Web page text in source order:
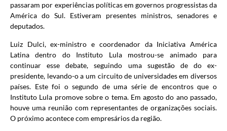
passaram por experiências políticas em governos progressistas da
América do Sul. Estiveram presentes ministros, senadores e
deputados.
Luiz Dulci, ex-ministro e coordenador da Iniciativa América
Latina dentro do Instituto Lula mostrou-se animado para
continuar esse debate, seguindo uma sugestão de do ex-
presidente, levando-o a um circuito de universidades em diversos
países. Este foi o segundo de uma série de encontros que o
Instituto Lula promove sobre o tema. Em agosto do ano passado,
houve uma reunião com representantes de organizações sociais.
O próximo acontece com empresários da região.